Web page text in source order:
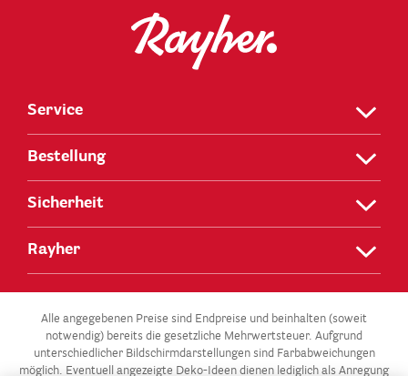
Service
Bestellung
Sicherheit
Rayher
Alle angegebenen Preise sind Endpreise und beinhalten (soweit
notwendig) bereits die gesetzliche Mehrwertsteuer. Aufgrund
unterschiedlicher Bildschirmdarstellungen sind Farbabweichungen
möglich. Eventuell angezeigte Deko-Ideen dienen lediglich als Anregung